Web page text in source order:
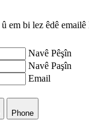
Navê Pêşîn
Navê Paşîn
Email
Phone